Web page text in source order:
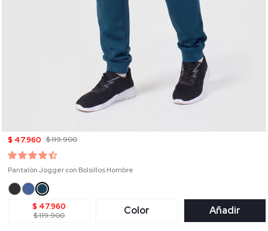
$ 47.960 $ 119.900
Pantalón Jogger con Bolsillos Hombre
$ 47.960
$ 119.900 Color Añadir